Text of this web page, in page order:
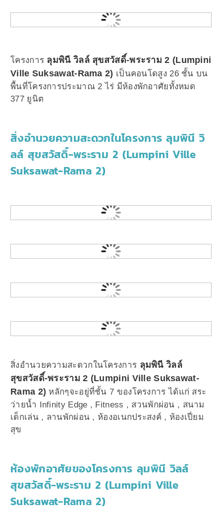
โครงการ ลุมพินี วิลล์ สุขสวัสดิ์-พระราม 2 (Lumpini
Ville Suksawat-Rama 2) เป็นคอนโดสูง 26 ชั้น บน
พื้นที่โครงการประมาณ 2 ไร่ มีห้องพักอาศัยทั้งหมด
377 ยูนิต
สิ่งอำนวยความสะดวกในโครงการ ลุมพินี วิ
ลล์ สุขสวัสดิ์-พระราม 2 (Lumpini Ville
Suksawat-Rama 2)
สิ่งอำนวยความสะดวกในโครงการ ลุมพินี วิลล์
สุขสวัสดิ์-พระราม 2 (Lumpini Ville Suksawat-
Rama 2) หลักๆจะอยู่ที่ชั้น 7 ของโครงการ ได้แก่ สระ
ว่ายน้ำ Infinity Edge , Fitness , สวนพักผ่อน , สนาม
เด็กเล่น , ลานพักผ่อน , ห้องอเนกประสงค์ , ห้องเปี่ยม
สุข
ห้องพักอาศัยของโครงการ ลุมพินี วิลล์
สุขสวัสดิ์-พระราม 2 (Lumpini Ville
Suksawat-Rama 2)